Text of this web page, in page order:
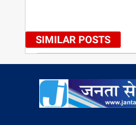
SIMILAR POSTS